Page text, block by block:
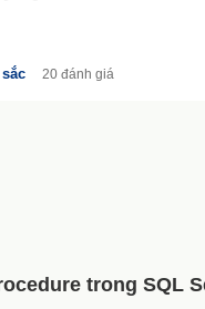
20 đánh giá
trong SQL